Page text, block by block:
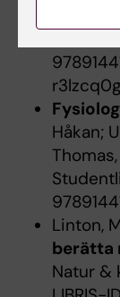
Lind,
Håkan;
Linton,
berätta
Natur &